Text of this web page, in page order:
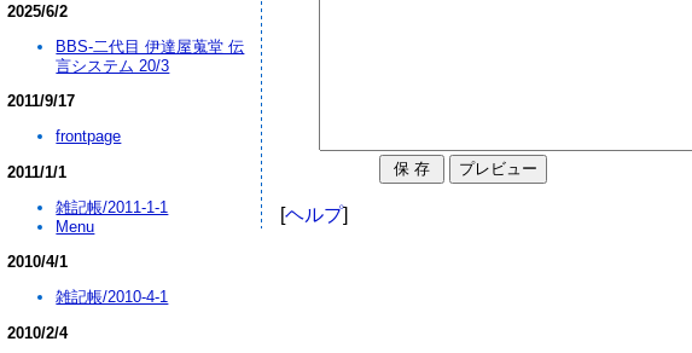
[ヘルプ]
2025/6/2
BBS-二代目 伊達屋蒐堂 伝
言システム 20/3
2011/9/17
frontpage
2011/1/1
雑記帳/2011-1-1
Menu
2010/4/1
雑記帳/2010-4-1
2010/2/4